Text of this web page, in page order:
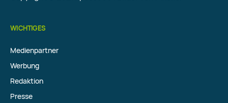
WICHTIGES
Medienpartner
Werbung
Redaktion
Presse